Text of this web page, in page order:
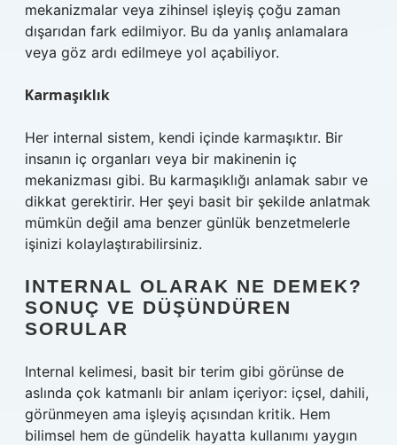
mekanizmalar veya zihinsel işleyiş çoğu zaman
dışarıdan fark edilmiyor. Bu da yanlış anlamalara
veya göz ardı edilmeye yol açabiliyor.
Karmaşıklık
Her internal sistem, kendi içinde karmaşıktır. Bir
insanın iç organları veya bir makinenin iç
mekanizması gibi. Bu karmaşıklığı anlamak sabır ve
dikkat gerektirir. Her şeyi basit bir şekilde anlatmak
mümkün değil ama benzer günlük benzetmelerle
işinizi kolaylaştırabilirsiniz.
INTERNAL OLARAK NE DEMEK?
SONUÇ VE DÜŞÜNDÜREN
SORULAR
Internal kelimesi, basit bir terim gibi görünse de
aslında çok katmanlı bir anlam içeriyor: içsel, dahili,
görünmeyen ama işleyiş açısından kritik. Hem
bilimsel hem de gündelik hayatta kullanımı yaygın